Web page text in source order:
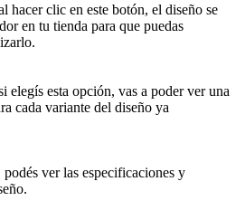
hacer clic en este botón, el diseño se
en tu tienda para que puedas
elegís esta opción, vas a poder ver una
cada variante del diseño ya
podés ver las especificaciones y